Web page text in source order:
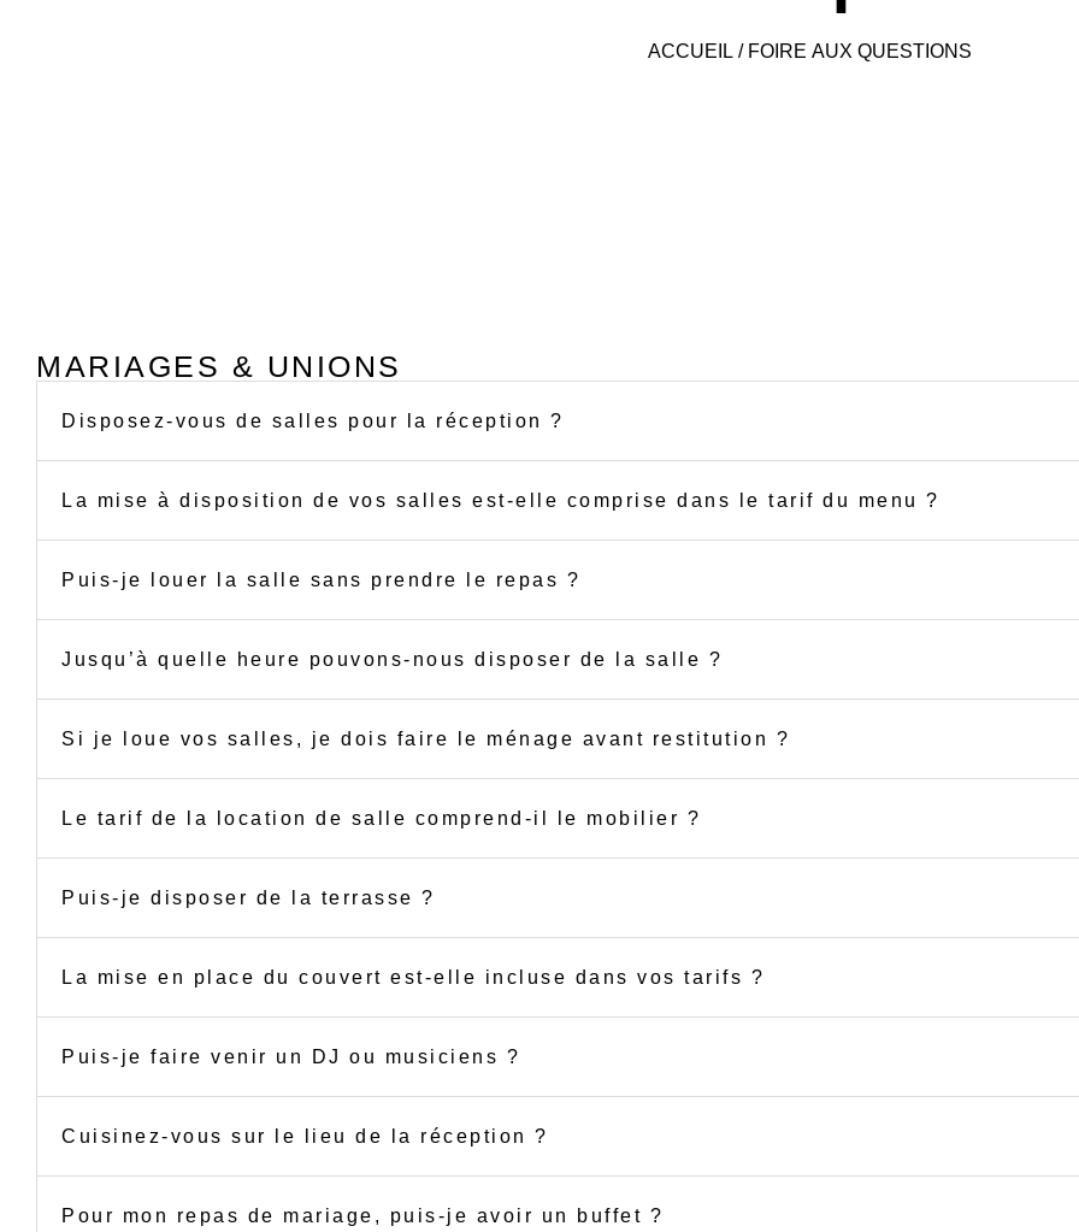
ACCUEIL / FOIRE AUX QUESTIONS
MARIAGES & UNIONS
Disposez-vous de salles pour la réception ?
La mise à disposition de vos salles est-elle comprise dans le tarif du menu ?
Puis-je louer la salle sans prendre le repas ?
Jusqu’à quelle heure pouvons-nous disposer de la salle ?
Si je loue vos salles, je dois faire le ménage avant restitution ?
Le tarif de la location de salle comprend-il le mobilier ?
Puis-je disposer de la terrasse ?
La mise en place du couvert est-elle incluse dans vos tarifs ?
Puis-je faire venir un DJ ou musiciens ?
Cuisinez-vous sur le lieu de la réception ?
Pour mon repas de mariage, puis-je avoir un buffet ?